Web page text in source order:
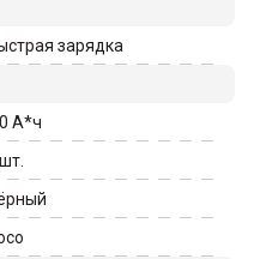
зарядка
А*ч
шт.